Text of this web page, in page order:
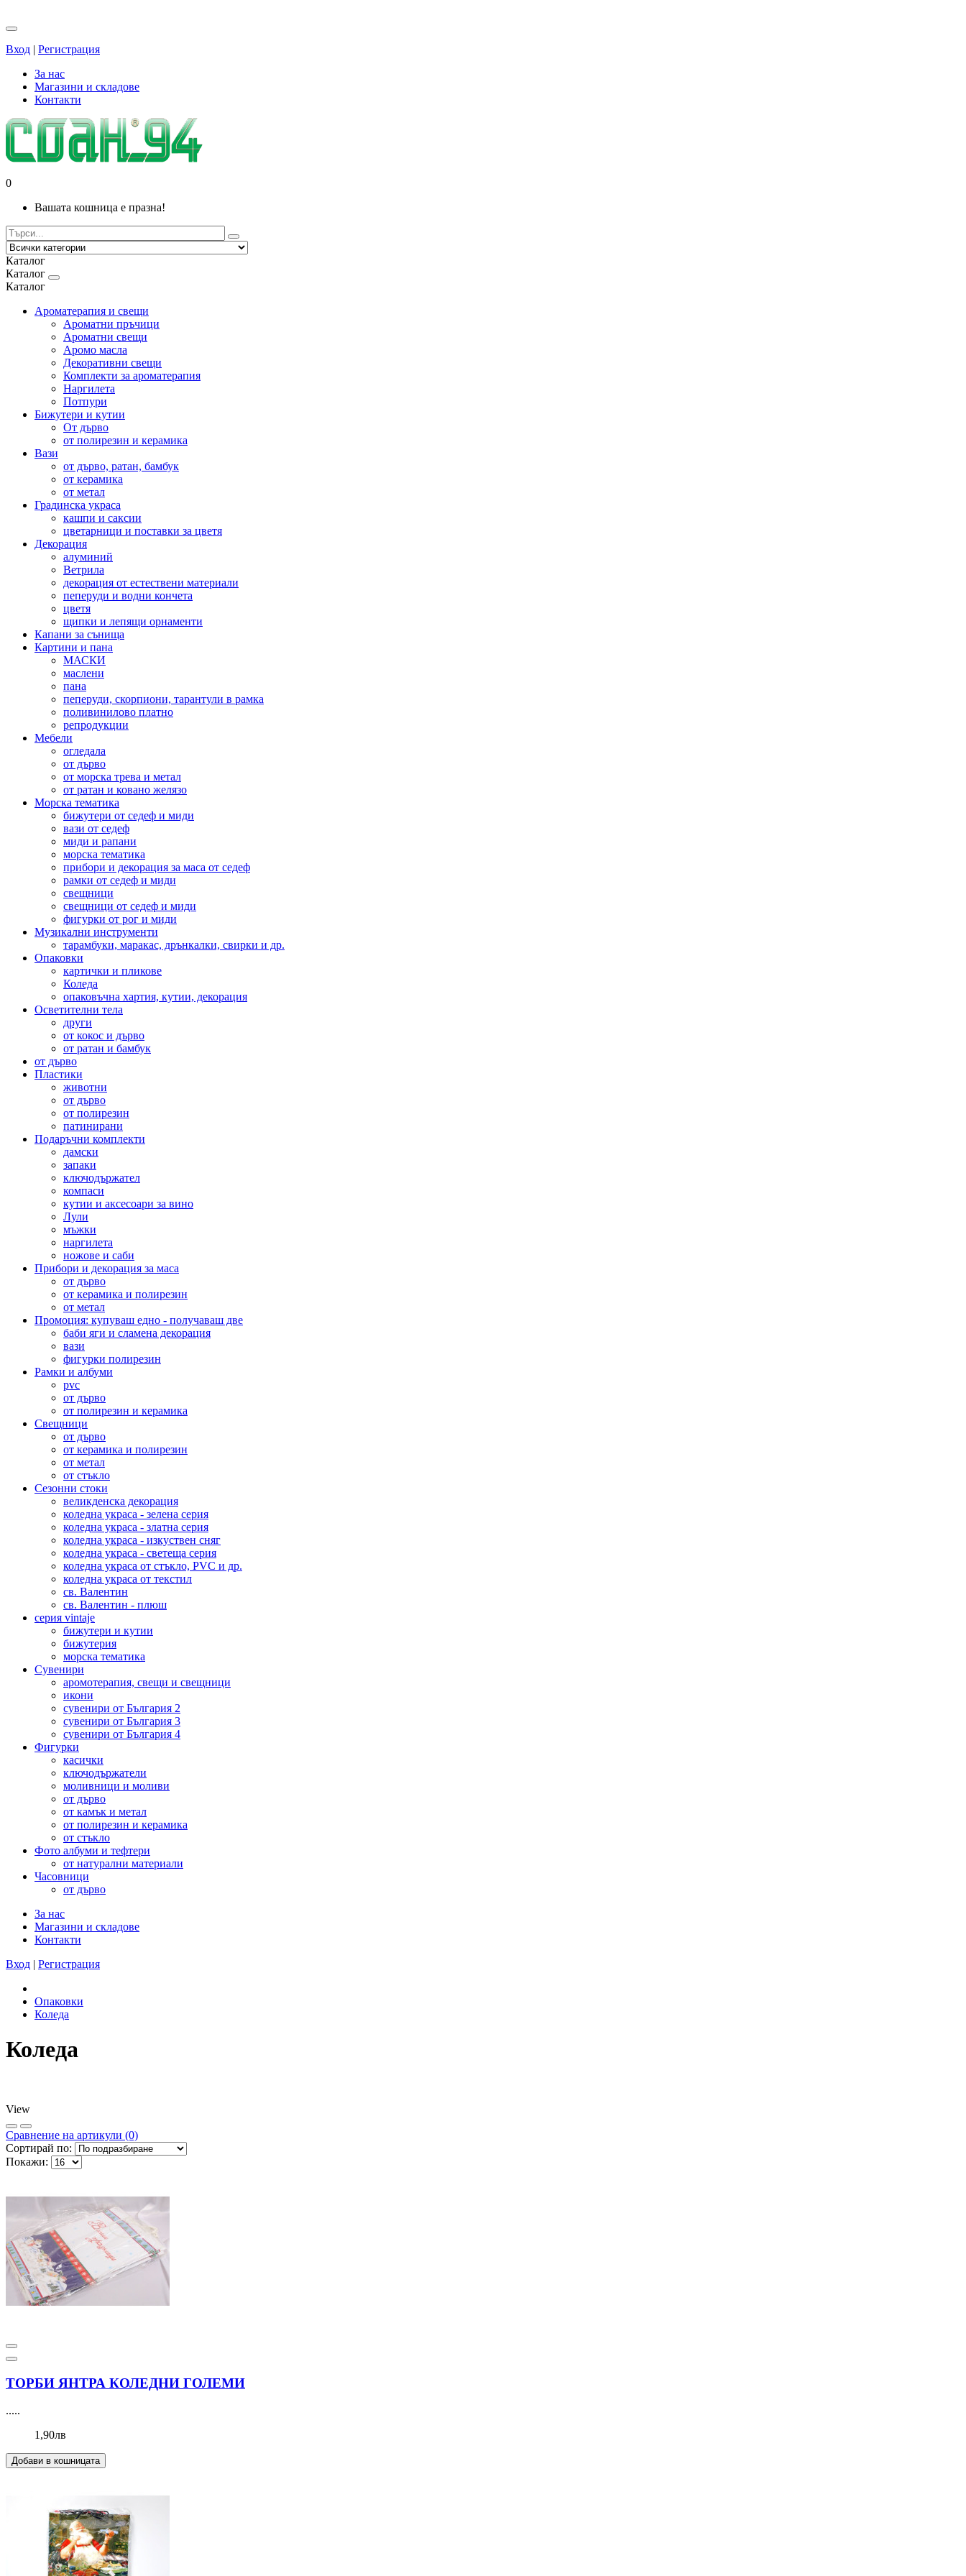
Вход | Регистрация
За нас
Магазини и складове
Контакти
0
Вашата кошница е празна!
Каталог
Каталог
Каталог
Ароматерапия и свещи
Ароматни пръчици
Ароматни свещи
Аромо масла
Декоративни свещи
Комплекти за ароматерапия
Наргилета
Потпури
Бижутери и кутии
От дърво
от полирезин и керамика
Вази
от дърво, ратан, бамбук
от керамика
от метал
Градинска украса
кашпи и саксии
цветарници и поставки за цветя
Декорация
алуминий
Ветрила
декорация от естествени материали
пеперуди и водни кончета
цветя
щипки и лепящи орнаменти
Капани за сънища
Картини и пана
МАСКИ
маслени
пана
пеперуди, скорпиони, тарантули в рамка
поливинилово платно
репродукции
Мебели
огледала
от дърво
от морска трева и метал
от ратан и ковано желязо
Морска тематика
бижутери от седеф и миди
вази от седеф
миди и рапани
морска тематика
прибори и декорация за маса от седеф
рамки от седеф и миди
свещници
свещници от седеф и миди
фигурки от рог и миди
Музикални инструменти
тарамбуки, маракас, дрънкалки, свирки и др.
Опаковки
картички и пликове
Коледа
опаковъчна хартия, кутии, декорация
Осветителни тела
други
от кокос и дърво
от ратан и бамбук
от дърво
Пластики
животни
от дърво
от полирезин
патинирани
Подаръчни комплекти
дамски
запаки
ключодържател
компаси
кутии и аксесоари за вино
Лули
мъжки
наргилета
ножове и саби
Прибори и декорация за маса
от дърво
от керамика и полирезин
от метал
Промоция: купуваш едно - получаваш две
баби яги и сламена декорация
вази
фигурки полирезин
Рамки и албуми
pvc
от дърво
от полирезин и керамика
Свещници
от дърво
от керамика и полирезин
от метал
от стъкло
Сезонни стоки
великденска декорация
коледна украса - зелена серия
коледна украса - златна серия
коледна украса - изкуствен сняг
коледна украса - светеща серия
коледна украса от стъкло, PVC и др.
коледна украса от текстил
св. Валентин
св. Валентин - плюш
серия vintaje
бижутери и кутии
бижутерия
морска тематика
Сувенири
аромотерапия, свещи и свещници
икони
сувенири от България 2
сувенири от България 3
сувенири от България 4
Фигурки
касички
ключодържатели
моливници и моливи
от дърво
от камък и метал
от полирезин и керамика
от стъкло
Фото албуми и тефтери
от натурални материали
Часовници
от дърво
За нас
Магазини и складове
Контакти
Вход | Регистрация
Опаковки
Коледа
Коледа
View
Сравнeние на артикули (0)
Сортирай по:
Покажи:
ТОРБИ ЯНТРА КОЛЕДНИ ГОЛЕМИ
.....
1,90лв
Добави в кошницата